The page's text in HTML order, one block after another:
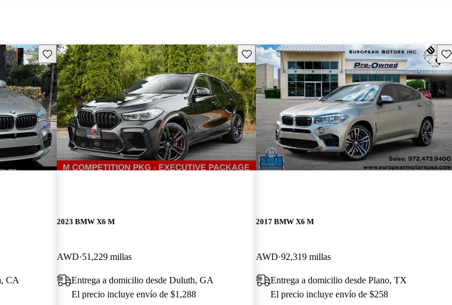
Guarda este Aviso
CA
Guarda este Aviso
2023 BMW X6 M
AWD 51,229 millas
Entrega a domicilio desde Duluth, GA
El precio incluye envío de $1,288
2017 BMW X6 M
AWD 92,319 millas
Entrega a domicilio desde Plano, TX
El precio incluye envío de $258